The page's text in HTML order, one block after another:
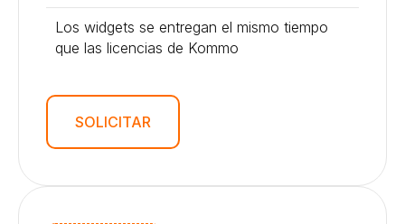
Los widgets se entregan el mismo tiempo
que las licencias de Kommo
SOLICITAR